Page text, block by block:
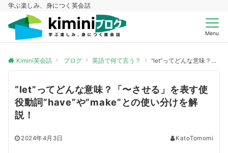
学ぶ楽しみ、身につく英会話
Menu
Kimini英会話 ブログ 英語で何て言う？ “let”ってどんな意味？「〜させる」を表す使役動詞”have”や”make”との使い分けを解説！
“let”ってどんな意味？「〜させる」を表す使
役動詞”have”や”make”との使い分けを解
説！
2024年4月3日 KatoTomomi